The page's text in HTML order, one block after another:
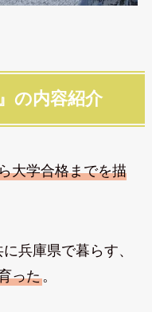
の内容紹介
大学合格までを描
兵庫県で暮らす、
った。